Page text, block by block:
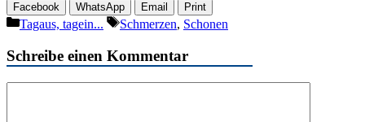
Facebook WhatsApp Email Print
Kategorien
Tagaus, tagein... Schlagwörter
Schmerzen, Schonen
Schreibe einen Kommentar